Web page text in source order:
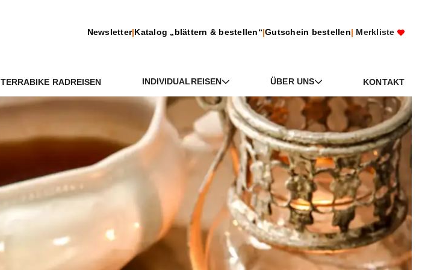
Newsletter|Katalog „blättern & bestellen“|Gutschein bestellen| Merkliste
TERRABIKE RADREISEN INDIVIDUALREISEN ÜBER UNS KONTAKT